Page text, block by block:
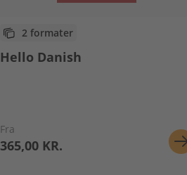
2 formater
Hello Danish
Fra
365,00 KR.